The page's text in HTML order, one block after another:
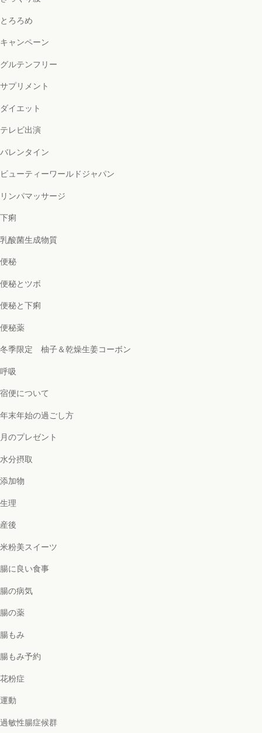
とろろめ
キャンペーン
グルテンフリー
サプリメント
ダイエット
テレビ出演
バレンタイン
ビューティーワールドジャパン
リンパマッサージ
下痢
乳酸菌生成物質
便秘
便秘とツボ
便秘と下痢
便秘薬
冬季限定 柚子＆乾燥生姜コーボン
呼吸
宿便について
年末年始の過ごし方
月のプレゼント
水分摂取
添加物
生理
産後
米粉美スイーツ
腸に良い食事
腸の病気
腸の薬
腸もみ
腸もみ予約
花粉症
運動
過敏性腸症候群